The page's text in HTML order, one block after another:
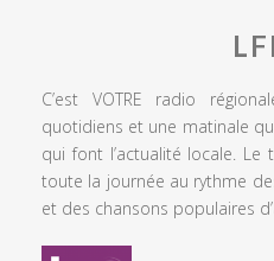
C’est VOTRE radio
quotidiens et une matinale
qui font l’actualité locale.
toute la journée au rythme
et des chansons populaires